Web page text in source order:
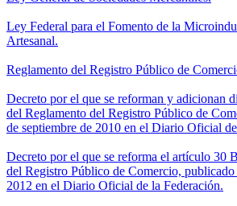
Ley Federal para el Fomento de la
Artesanal.
Reglamento del Registro Público de
Decreto por el que se reforman y adicionan
del Reglamento del Registro Público de
de septiembre de 2010 en el Diario Oficial
Decreto por el que se reforma el artículo 30
del Registro Público de Comercio,
2012 en el Diario Oficial de la Federación.